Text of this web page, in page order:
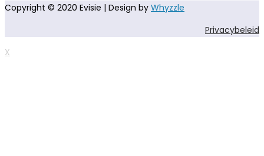
Copyright © 2020 Evisie | Design by Whyzzle
Privacybeleid
X